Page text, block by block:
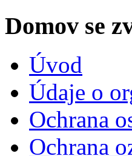
Domov se
Úvod
Údaje o
Ochrana
Ochrana